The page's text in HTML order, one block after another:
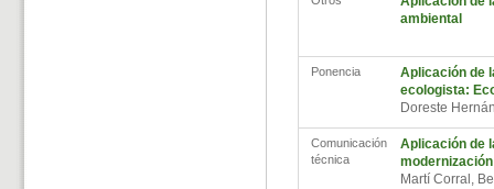
ambiental
Ponencia
Aplicación de
ecologista:
Doreste
Comunicación
técnica
Aplicación de
Martí Corral,